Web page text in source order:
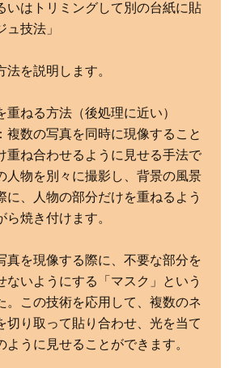
いはトリミングして別の台紙に貼
ュ技法」
法を説明します。
重ねる方法（後処理に近い）
複数の写真を同時に現像すること
重ね合わせるように見せる手法で
人物を別々に撮影し、背景の風景
に、人物の部分だけを重ねるよう
焼き付けます。
真を現像する際に、不要な部分を
ないようにする「マスク」という
。この技術を応用して、複数のネ
切り取って貼り合わせ、光を当て
ように見せることができます。